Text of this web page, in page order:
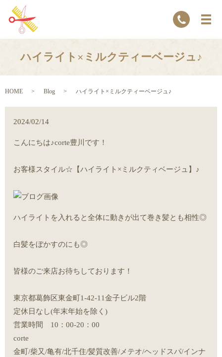
ハイライト×ミルクティーベージュ♪
HOME Blog ハイライト×ミルクティーベージュ♪
2024/02/14
こんにちは♪corte豊川です！
お客様スタイル☆【ハイライト×ミルクティベージュ】♪
ハイライトを入れると全体に動きが出て巻き髪とも相性◎
白髪をぼかすのにも◎
皆様のご来店お待ちしております！
東京都葛飾区東金町1-42-11金子ビル2階
定休日なし(年末年始を除く)
営業時間 10：00-20：00
corte
金町/柴又/亀有/北千住/髪質改善/メテオ/ヘッドスパ/インナ